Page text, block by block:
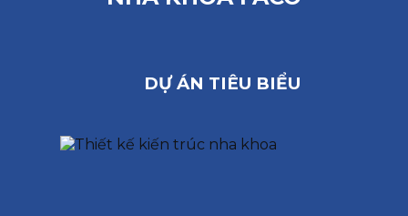
DỰ ÁN TIÊU BIỂU